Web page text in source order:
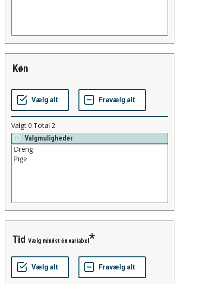
køn
Valgt0 Total 2
Valgmuligheder
tid Vælg mindst én variabel